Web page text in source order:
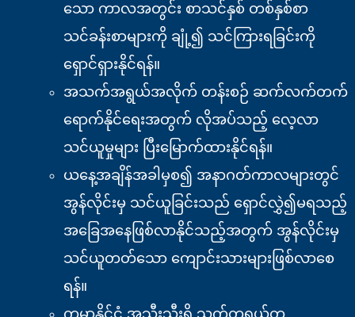
သော ကာလအတွင်း စာသင်နှစ် တစ်နှစ်စာ
သင်ခန်းစာများကို ချုံ့၍ သင်ကြားရခြင်းကို
ရှောင်ရှားနိုင်ရန်။
အသက်အရွယ်အလိုက် တန်းစဉ် ဆက်လက်တက်
ရောက်နိုင်ရေးအတွက် လိုအပ်သည့် လေ့လာ
သင်ယူမှုများ ပြီးမြောက်ထားနိုင်ရန်။
ယနေ့အချိန်အခါမှစ၍ အနာဂတ်ကာလများတွင်
အွန်လိုင်းမှ သင်ယူခြင်းသည် ရှောင်လွှဲ၍မရသည့်
အခြေအနေဖြစ်လာနိုင်သည့်အတွက် အွန်လိုင်းမှ
သင်ယူတတ်သော ကျောင်းသားများဖြစ်လာစေ
ရန်။
ကမ္ဘာ့နိုင်ငံ အသီးသီးရှိ သက်တူရွယ်တူ